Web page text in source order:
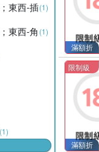
東西-插(1)
東西-角 (1)
(1)
滿額折
限制級
滿額折